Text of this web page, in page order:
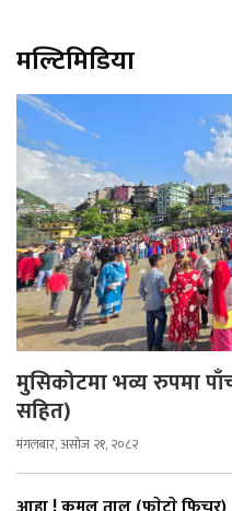
मल्टिमिडिया
मुसिकोटमा भव्य रुपमा
सहित)
मंगलबार, असोज २१, २०८२